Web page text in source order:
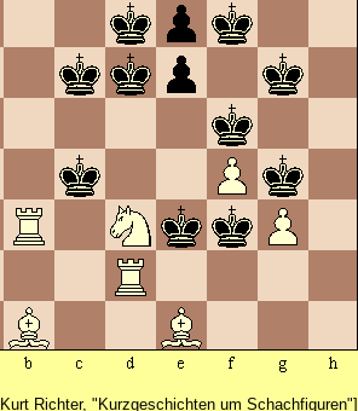
Richter, "Kurzgeschichten um Schachfiguren"]